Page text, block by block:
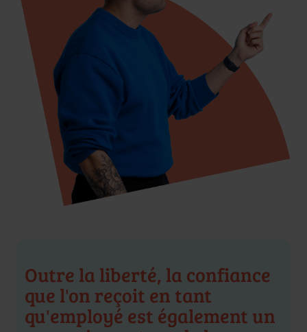
Outre la liberté, la confiance
que l'on reçoit en tant
qu'employé est également un